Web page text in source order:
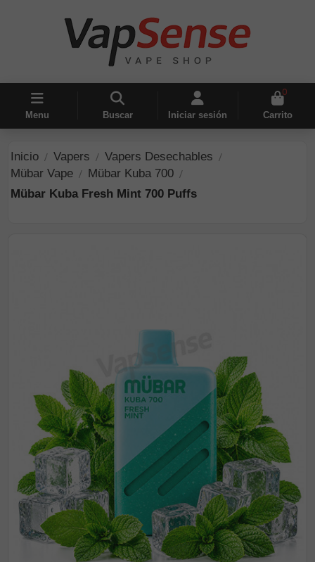
Menu Buscar Iniciar sesión
0
Carrito
Inicio Vapers
Vapers Desechables
Mübar Vape
Mübar Kuba 700
Mübar Kuba Fresh Mint 700 Puffs